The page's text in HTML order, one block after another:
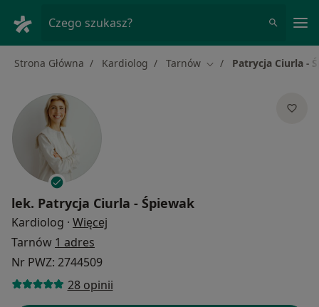
Czego szukasz?
Strona Główna Kardiolog Tarnów Zmień miasto
Patrycja Ciurla -
lek. Patrycja Ciurla - Śpiewak
Kardiolog · Więcej
Tarnów 1 adres
Nr PWZ: 2744509
28 opinii